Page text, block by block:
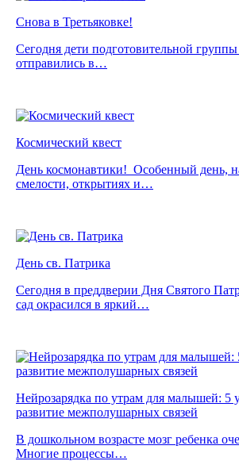
Снова в Третьяковке!
Сегодня дети подготовительной
отправились в…
Космический квест
День космонавтики! Особенный день,
смелости, открытиях и…
День св. Патрика
Сегодня в преддверии Дня Святого
сад окрасился в яркий…
Нейрозарядка по утрам для малышей: 5
развитие межполушарных связей
В дошкольном возрасте мозг ребенка
Многие процессы…